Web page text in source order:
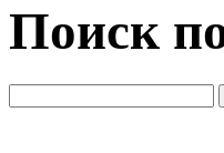
Поиск